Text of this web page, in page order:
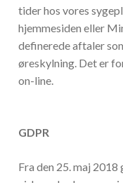
tider hos vores
hjemmesiden eller
definerede aftaler
øreskylning. Det er
on-line.
GDPR
Fra den 25. maj